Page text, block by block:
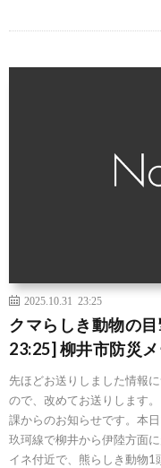
2025.10.31 23:25
クマらしき動物の
23:25] 柳井市防災
先ほどお送りしました情報
ので、改めてお送りします
課からのお知らせです。本
玖珂線で柳井から伊陸方面
イネ付近で、熊らしき動物